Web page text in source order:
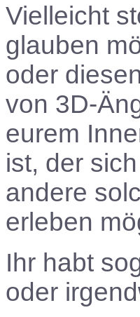
Vielleicht
glauben
oder
von 3D-
eurem
ist, der
andere
erleben
Ihr habt
oder